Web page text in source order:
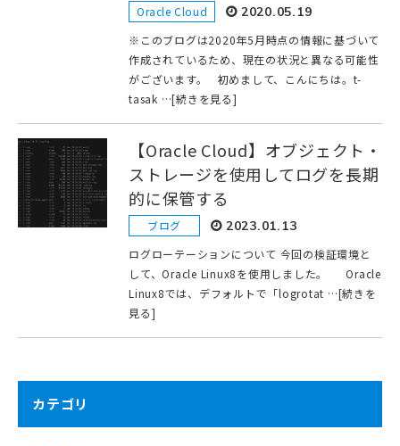
Oracle Cloud 2020.05.19
※このブログは2020年5月時点の情報に基づいて
作成されているため、現在の状況と異なる可能性
がございます。 初めまして、こんにちは。t-
tasak …[続きを見る]
【Oracle Cloud】オブジェクト・
ストレージを使用してログを長期
的に保管する
ブログ 2023.01.13
ログローテーションについて 今回の検証環境と
して、Oracle Linux8を使用しました。 Oracle
Linux8では、デフォルトで「logrotat …[続きを
見る]
カテゴリ